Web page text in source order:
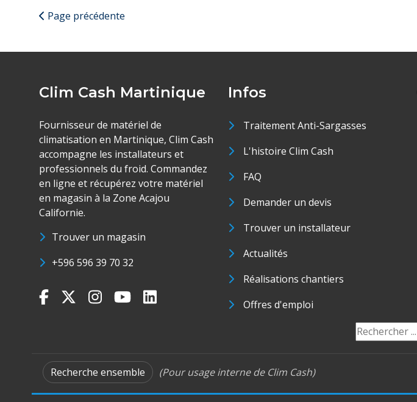
Page précédente
Clim Cash Martinique
Fournisseur de matériel de
climatisation en Martinique, Clim Cash
accompagne les installateurs et
professionnels du froid. Commandez
en ligne et récupérez votre matériel
en magasin à la Zone Acajou
Californie.
Trouver un magasin
+596 596 39 70 32
Infos
Traitement Anti-Sargasses
L'histoire Clim Cash
FAQ
Demander un devis
Trouver un installateur
Actualités
Réalisations chantiers
Offres d'emploi
Recherche ensemble (Pour usage interne de Clim Cash)